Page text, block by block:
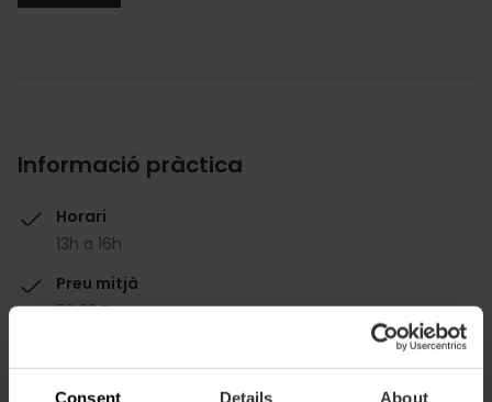
Consent Details About
Informació pràctica
Horari
13h a 16h
Preu mitjà
50.00€